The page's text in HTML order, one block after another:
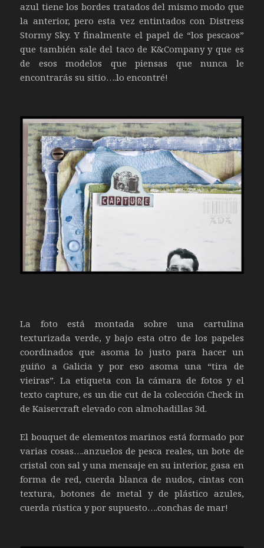
azul tiene los bordes tratados del mismo modo que
la anterior, pero esta vez entintados con Distress
Stormy Sky. Y finalmente el papel de “los pescaos”
que también sale del taco de K&Company y que es
de esos modelos que piensas que nunca le
encontrarás su sitio….lo encontré!
La foto está montada sobre una cartulina
texturizada verde, y bajo esta otro de los papeles
coordinados que asoma lo justo para hacer un
guiño a Galicia y por eso asoma una “tira de
vieiras”. La etiqueta con la cámara de fotos y el
texto capture, es un die cut de la colección Check in
de Kaisercraft elevado con almohadillas 3d.
El bouquet de elementos marinos está formado por
varias cosas….anzuelos de pesca reales, un bote de
cristal con sal y una mensaje en su interior, gasa en
forma de red, cuerda blanca de nudos, cintas con
textura, botones de metal y de plástico azules,
cuerda rústica y por supuesto….conchas de mar!